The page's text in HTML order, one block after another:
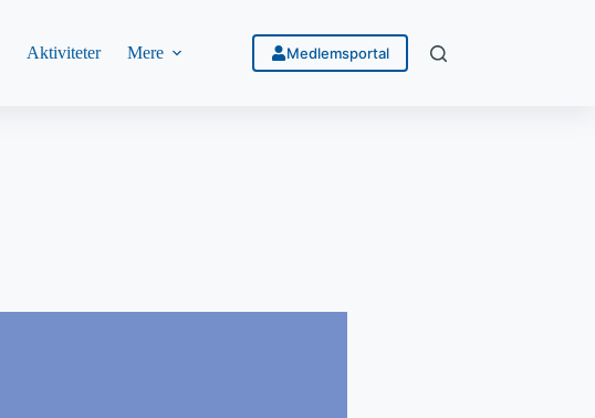
Aktiviteter Mere Medlemsportal